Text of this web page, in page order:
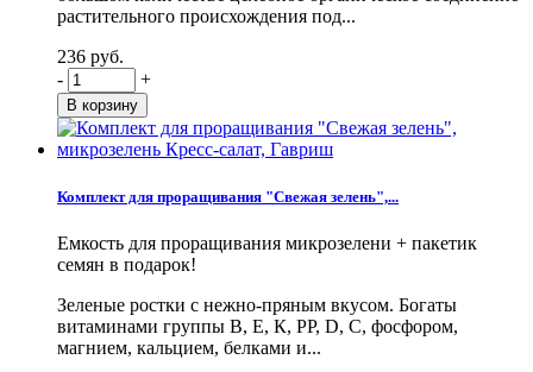
растительного происхождения под...
236 руб.
-
+
Комплект для проращивания "Свежая зелень",...
Емкость для проращивания микрозелени + пакетик
семян в подарок!
Зеленые ростки с нежно-пряным вкусом. Богаты
витаминами группы В, Е, К, PP, D, С, фосфором,
магнием, кальцием, белками и...